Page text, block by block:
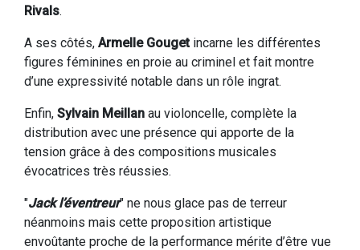
Rivals.
A ses côtés, Armelle Gougetincarne les différentes
figures féminines en proie au criminel et fait montre
d’une expressivité notable dans un rôle ingrat.
Enfin, Sylvain Meillan au violoncelle, complète la
distribution avec une présence qui apporte de la
tension grâce à des compositions musicales
évocatrices très réussies.
"Jack l’éventreur" ne nous glace pas de terreur
néanmoins mais cette proposition artistique
envoûtante proche de la performance mérite d’être vue